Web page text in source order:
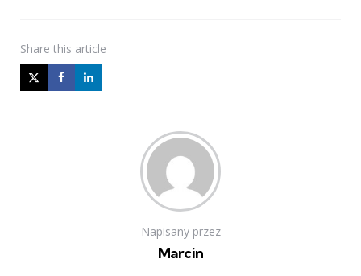
Share this article
Napisany przez
Marcin